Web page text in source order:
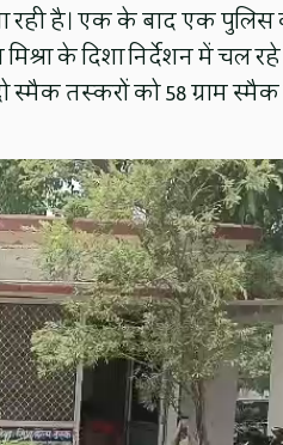
है। एक के बाद एक पुलिस
के दिशा निर्देशन में चल
तस्करों को 58 ग्राम